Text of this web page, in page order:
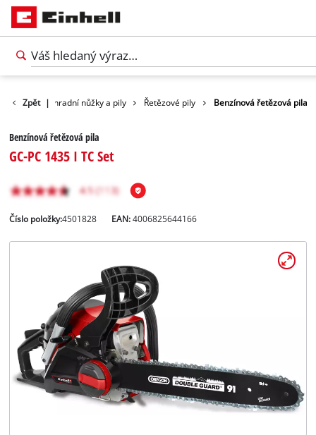
čeština
CSčeština
English
Deutsch
Zpět |Zahradní nůžky a pily Řetězové pily Benzínová řetězová pila
Benzínová řetězová pila
GC-PC 1435 I TC Set
Číslo položky:4501828 EAN:4006825644166